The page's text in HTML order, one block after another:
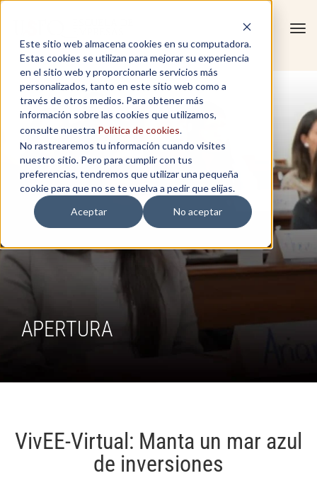
Este sitio web almacena cookies en su computadora.
Estas cookies se utilizan para mejorar su experiencia
en el sitio web y proporcionarle servicios más
personalizados, tanto en este sitio web como a
través de otros medios. Para obtener más
información sobre las cookies que utilizamos,
consulte nuestra Política de cookies.
No rastrearemos tu información cuando visites
nuestro sitio. Pero para cumplir con tus
preferencias, tendremos que utilizar una pequeña
cookie para que no se te vuelva a pedir que elijas.
Aceptar
No aceptar
APERTURA
VivEE-Virtual: Manta un mar azul
de inversiones